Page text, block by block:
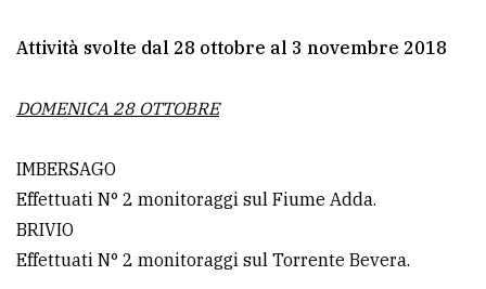
Attività svolte dal 28 ottobre al 3 novembre 2018
DOMENICA 28 OTTOBRE
IMBERSAGO
Effettuati N° 2 monitoraggi sul Fiume Adda.
BRIVIO
Effettuati N° 2 monitoraggi sul Torrente Bevera.